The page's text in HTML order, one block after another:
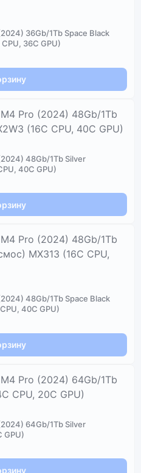
36Gb/1Tb Space Black
36C GPU)
48Gb/1Tb Silver
40C GPU)
48Gb/1Tb Space Black
40C GPU)
64Gb/1Tb Silver
GPU)